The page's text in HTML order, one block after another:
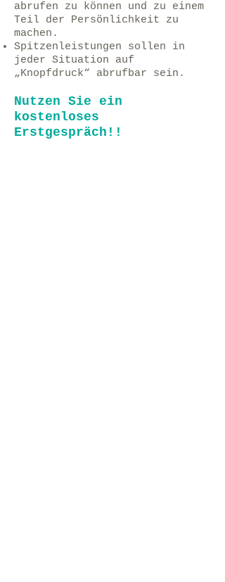
abrufen zu können und zu einem
Teil der Persönlichkeit zu
machen.
Spitzenleistungen sollen in
jeder Situation auf
„Knopfdruck“ abrufbar sein.
Nutzen Sie ein
kostenloses
Erstgespräch!!